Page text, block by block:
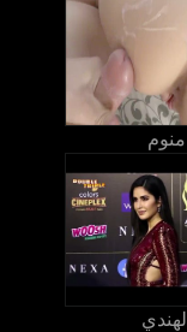
منوم
الهندي